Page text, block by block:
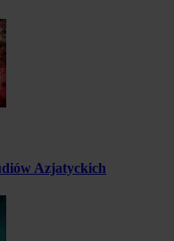
Azjatyckich